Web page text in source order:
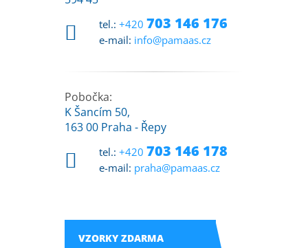
tel.: +420 703 146 176
e-mail: info@pamaas.cz
Pobočka:
K Šancím 50,
163 00 Praha - Řepy
tel.: +420 703 146 178
e-mail: praha@pamaas.cz
VZORKY ZDARMA